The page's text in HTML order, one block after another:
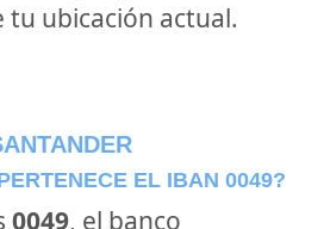
tu ubicación actual.
EL IBAN 0049?
0049, el banco